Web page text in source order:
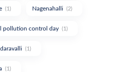
(1) Nagenahalli (2)
pollution control day (1)
(1)
(1)